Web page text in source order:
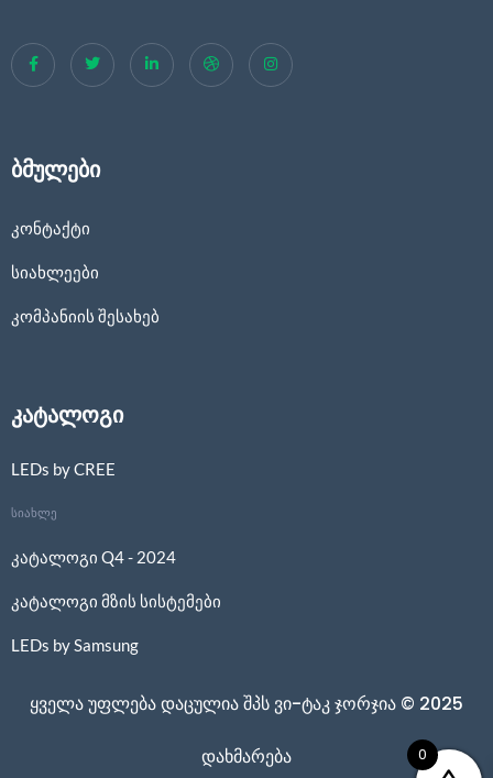
ბმულები
კონტაქტი
სიახლეები
კომპანიის შესახებ
კატალოგი
LEDs by CREE
სიახლე
კატალოგი Q4 - 2024
კატალოგი მზის სისტემები
LEDs by Samsung
ყველა უფლება დაცულია შპს ვი-ტაკ ჯორჯია © 2025
დახმარება 0